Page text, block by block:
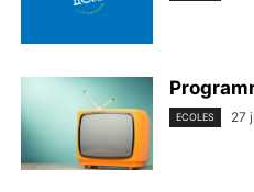
ECOLES 27